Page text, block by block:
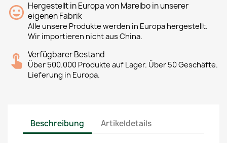
Hergestellt in Europa von Marelbo in unserer
eigenen Fabrik
Alle unsere Produkte werden in Europa hergestellt.
Wir importieren nicht aus China.
Verfügbarer Bestand
Über 500.000 Produkte auf Lager. Über 50 Geschäfte.
Lieferung in Europa.
Beschreibung Artikeldetails